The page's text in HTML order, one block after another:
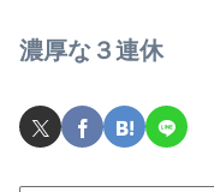
濃厚な３連休